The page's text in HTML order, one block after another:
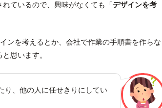
ているので、興味がなくても「デザインを考
ンを考えるとか、会社で作業の手順書を作らな
思います。
り、他の人に任せきりにしてい